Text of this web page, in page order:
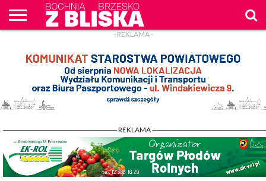
WPROST
REKLAM
- REKLAMA -
- REKLAMA -